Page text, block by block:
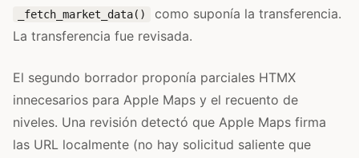
_fetch_market_data()
como suponía la transferencia.
La transferencia fue revisada.
El segundo borrador proponía parciales HTMX
innecesarios para Apple Maps y el recuento de
niveles. Una revisión detectó que Apple Maps firma
las URL localmente (no hay solicitud saliente que